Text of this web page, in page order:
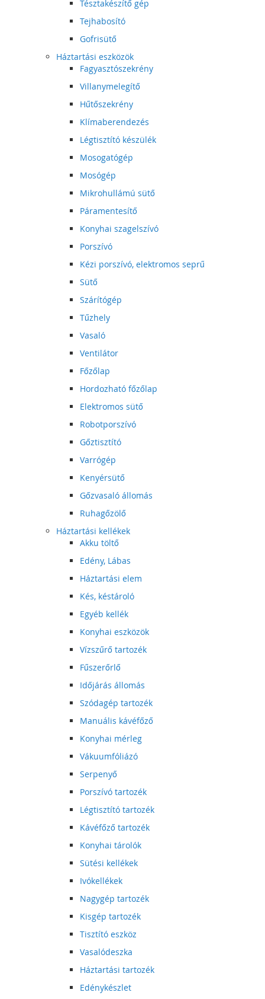
Tésztakészítő gép
Tejhabosító
Gofrisütő
Háztartási eszközök
Fagyasztószekrény
Villanymelegítő
Hűtőszekrény
Klímaberendezés
Légtisztító készülék
Mosogatógép
Mosógép
Mikrohullámú sütő
Páramentesítő
Konyhai szagelszívó
Porszívó
Kézi porszívó, elektromos seprű
Sütő
Szárítógép
Tűzhely
Vasaló
Ventilátor
Főzőlap
Hordozható főzőlap
Elektromos sütő
Robotporszívó
Gőztisztító
Varrógép
Kenyérsütő
Gőzvasaló állomás
Ruhagőzölő
Háztartási kellékek
Akku töltő
Edény, Lábas
Háztartási elem
Kés, késtároló
Egyéb kellék
Konyhai eszközök
Vízszűrő tartozék
Fűszerőrlő
Időjárás állomás
Szódagép tartozék
Manuális kávéfőző
Konyhai mérleg
Vákuumfóliázó
Serpenyő
Porszívó tartozék
Légtisztító tartozék
Kávéfőző tartozék
Konyhai tárolók
Sütési kellékek
Ivókellékek
Nagygép tartozék
Kisgép tartozék
Tisztító eszköz
Vasalódeszka
Háztartási tartozék
Edénykészlet